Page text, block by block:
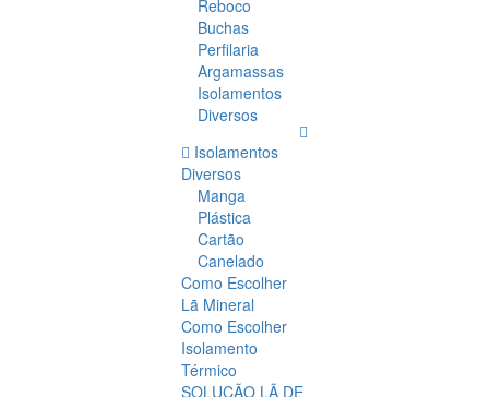
Reboco
Buchas
Perfilaria
Argamassas
Isolamentos
Diversos
Isolamentos
Diversos
Manga
Plástica
Cartão
Canelado
Como Escolher
Lã Mineral
Como Escolher
Isolamento
Térmico
SOLUÇÃO LÃ DE